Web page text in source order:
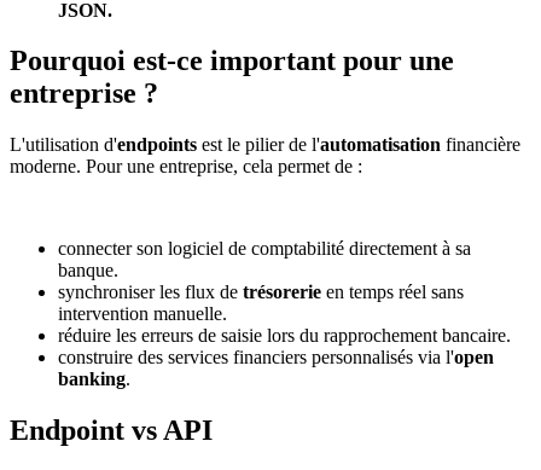
JSON.
Pourquoi est-ce important pour une
entreprise ?
L'utilisation d'endpoints est le pilier de l'automatisation financière
moderne. Pour une entreprise, cela permet de :
connecter son logiciel de comptabilité directement à sa
banque.
synchroniser les flux de trésorerie en temps réel sans
intervention manuelle.
réduire les erreurs de saisie lors du rapprochement bancaire.
construire des services financiers personnalisés via l'open
banking.
Endpoint vs API